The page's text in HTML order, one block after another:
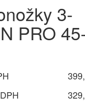
3-
PRO